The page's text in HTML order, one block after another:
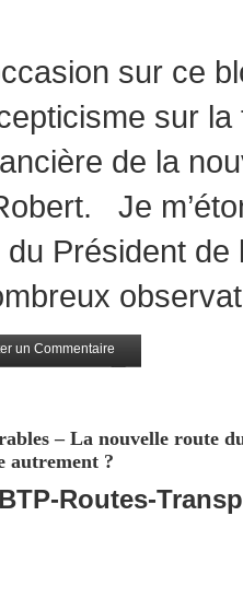
sur ce
sur
de la
Je
du Président
un Commentaire
– La nouvelle route
autrement ?
BTP-Routes-